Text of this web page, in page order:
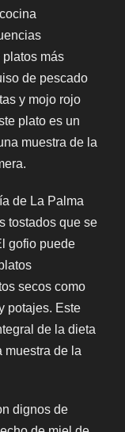
más
de pescado
y mojo rojo
plato es un
muestra de la
de La Palma
tostados que se
gofio puede
secos como
potajes. Este
de la dieta
muestra de la
dignos de